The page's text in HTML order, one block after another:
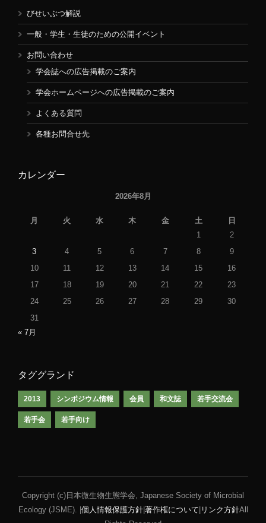
びせいぶつ解説
一般・学生・生徒のための公開イベント
お問い合わせ
学会誌への広告掲載のご案内
学会ホームページへの広告掲載のご案内
よくある質問
各種お問合せ先
カレンダー
2026年8月
月 火 水 木 金 土
日
1
2
3
4 5 6 7 8
9
10
11 12 13 14 15
16
17
18 19 20 21 22
23
24
25 26 27 28 29
30
31
« 7月
タググランド
2013 シンポジウム情報 会員 和文誌 若手交流会
若手会 若手向け
Copyright (c)日本微生物生態学会, Japanese Society of Microbial
Ecology (JSME). | 個人情報保護方針| 著作権について リンク方針All